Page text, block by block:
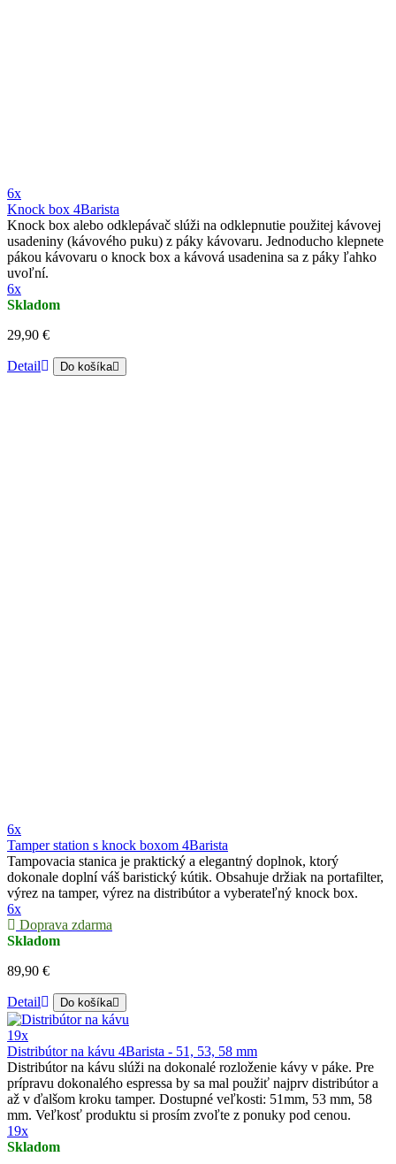
6x
Knock box 4Barista
Knock box alebo odklepávač slúži na odklepnutie použitej kávovej
usadeniny (kávového puku) z páky kávovaru. Jednoducho klepnete
pákou kávovaru o knock box a kávová usadenina sa z páky ľahko
uvoľní.
6x
Skladom
29,90 €
Detail Do košíka
6x
Tamper station s knock boxom 4Barista
Tampovacia stanica je praktický a elegantný doplnok, ktorý
dokonale doplní váš baristický kútik. Obsahuje držiak na portafilter,
výrez na tamper, výrez na distribútor a vyberateľný knock box.
6x
Doprava zdarma
Skladom
89,90 €
Detail Do košíka
19x
Distribútor na kávu 4Barista - 51, 53, 58 mm
Distribútor na kávu slúži na dokonalé rozloženie kávy v páke. Pre
prípravu dokonalého espressa by sa mal použiť najprv distribútor a
až v ďalšom kroku tamper. Dostupné veľkosti: 51mm, 53 mm, 58
mm. Veľkosť produktu si prosím zvoľte z ponuky pod cenou.
19x
Skladom